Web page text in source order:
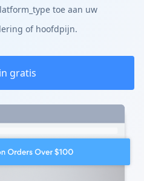
toe aan uw
of hoofdpijn.
gratis